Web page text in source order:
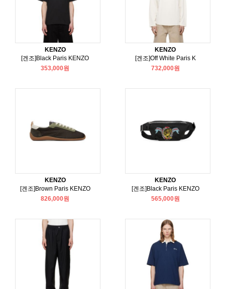
KENZO
[겐조]Black Paris KENZO
353,000원
KENZO
[겐조]Off White Paris K
732,000원
KENZO
[겐조]Brown Paris KENZO
826,000원
KENZO
[겐조]Black Paris KENZO
565,000원